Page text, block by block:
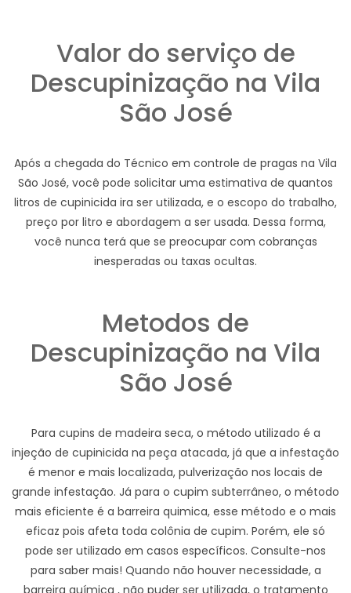
Valor do serviço de
Descupinização na Vila
São José
Após a chegada do Técnico em controle de pragas na Vila
São José, você pode solicitar uma estimativa de quantos
litros de cupinicida ira ser utilizada, e o escopo do trabalho,
preço por litro e abordagem a ser usada. Dessa forma,
você nunca terá que se preocupar com cobranças
inesperadas ou taxas ocultas.
Metodos de
Descupinização na Vila
São José
Para cupins de madeira seca, o método utilizado é a
injeção de cupinicida na peça atacada, já que a infestação
é menor e mais localizada, pulverização nos locais de
grande infestação. Já para o cupim subterrâneo, o método
mais eficiente é a barreira quimica, esse método e o mais
eficaz pois afeta toda colônia de cupim. Porém, ele só
pode ser utilizado em casos específicos. Consulte-nos
para saber mais! Quando não houver necessidade, a
barreira química , não puder ser utilizada, o tratamento